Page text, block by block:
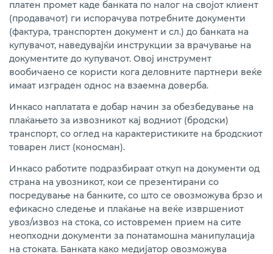
Open
Блог
Чек
Инкасо
Акредитив
ИНКОТЕРМС калкулатор
Форфетирање
платен промет каде банката по налог на својот клиент
(продавачот) ги испорачува потребните документи
(фактура, транспортен документ и сл.) до банката на
купувачот, наведувајќи инструкции за врачување на
документите до купувачот. Овој инструмент
вообичаено се користи кога деловните партнери веќе
имаат изграден однос на взаемна доверба.
Инкасо наплатата е добар начин за обезбедување на
плаќањето за извозникот кај водниот (бродски)
транспорт, со оглед на карактеристиките на бродскиот
товарен лист (коносман).
Инкасо работите подразбираат откуп на документи од
страна на увозникот, кои се презентирани со
посредување на банките, со што се овозможува брзо и
ефикасно следење и плаќање на веќе извршениот
увоз/извоз на стока, со истовремен прием на сите
неопходни документи за понатамошна манипулација
на стоката. Банката како медијатор овозможува